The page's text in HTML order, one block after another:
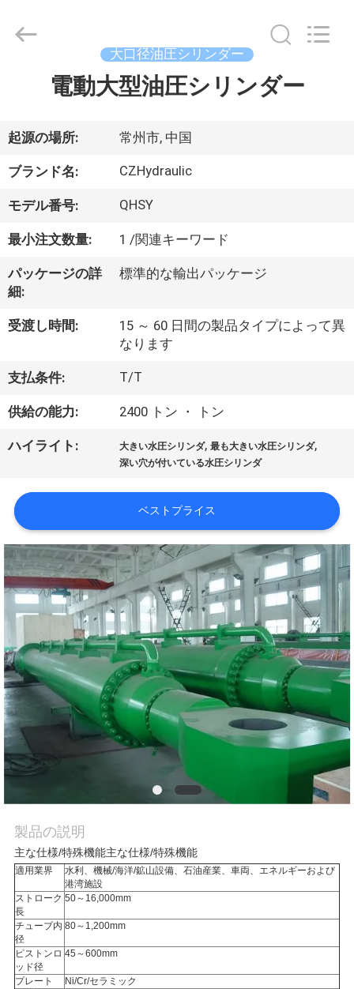
製
品
デ
オ
わ
た
し
ち
に
つ
い
て
工
場
ツ
ア
ー
品
質
管
理
CHANGZHOU
大口径油圧シリンダー
電動大型油圧シリンダー
起源の場所: 常州市, 中国
ブランド名: CZHydraulic
モデル番号: QHSY
最小注文数量: 1 /関連キーワード
パッケージの詳
細:
標準的な輸出パッケージ
受渡し時間:
15 ～ 60 日間の製品タイプによって異
なります
支払条件: T/T
供給の能力: 2400 トン ・ トン
ハイライト: 大きい水圧シリンダ,最も大きい水圧シリンダ,
深い穴が付いている水圧シリンダ
ベストプライス
製品の説明
主な仕様/特殊機能主な仕様/特殊機能
適用業界
水利、機械/海洋/鉱山設備、石油産業、車両、エネルギーおよび
港湾施設
ストローク
長
50～16,000mm
チューブ内
径
80～1,200mm
ピストンロ
ッド径
45～600mm
プレート
Ni/Cr/セラミック